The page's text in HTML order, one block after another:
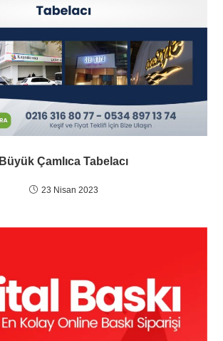
Büyük Çamlıca Tabelacı
23 Nisan 2023